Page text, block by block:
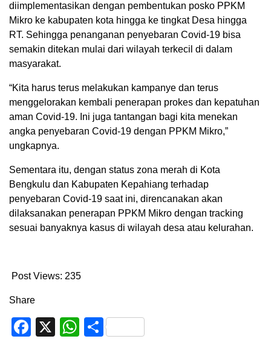
diimplementasikan dengan pembentukan posko PPKM
Mikro ke kabupaten kota hingga ke tingkat Desa hingga
RT. Sehingga penanganan penyebaran Covid-19 bisa
semakin ditekan mulai dari wilayah terkecil di dalam
masyarakat.
“Kita harus terus melakukan kampanye dan terus
menggelorakan kembali penerapan prokes dan kepatuhan
aman Covid-19. Ini juga tantangan bagi kita menekan
angka penyebaran Covid-19 dengan PPKM Mikro,”
ungkapnya.
Sementara itu, dengan status zona merah di Kota
Bengkulu dan Kabupaten Kepahiang terhadap
penyebaran Covid-19 saat ini, direncanakan akan
dilaksanakan penerapan PPKM Mikro dengan tracking
sesuai banyaknya kasus di wilayah desa atau kelurahan.
Post Views: 235
Share
Facebook
X WhatsApp
Share